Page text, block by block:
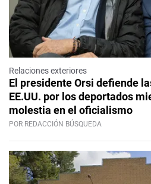
Relaciones exteriores
El presidente Orsi defiende
EE.UU. por los deportados
molestia en el oficialismo
POR REDACCIÓN BÚSQUEDA